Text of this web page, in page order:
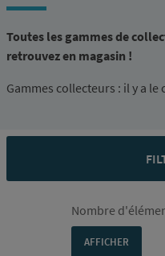
Toutes les gammes de
retrouvez en magasin !
Gammes collecteurs : il y a le
Nombre